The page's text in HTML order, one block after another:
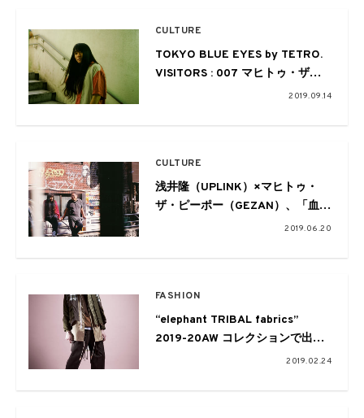
CULTURE
TOKYO BLUE EYES by TETRO.
VISITORS : 007 マヒトゥ・ザ・
2019.09.14
CULTURE
浅井隆（UPLINK）×マヒトゥ・
ザ・ピーポー（GEZAN）、「血で
2019.06.20
FASHION
“elephant TRIBAL fabrics”
2019-20AW コレクションで出会
2019.02.24